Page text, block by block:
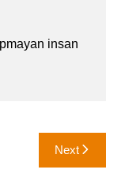
insan
Next